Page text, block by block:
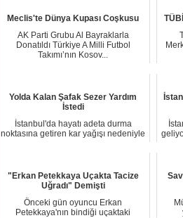
Meclis'te Dünya Kupası Coşkusu
AK Parti Grubu Al Bayraklarla
Donatıldı Türkiye A Milli Futbol
Takımı’nın Kosov...
Yolda Kalan Şafak Sezer Yardım
İstedi
İstanbul'da hayatı adeta durma
noktasına getiren kar yağışı nedeniyle
"Erkan Petekkaya Uçakta Tacize
Uğradı" Demişti
Önceki gün oyuncu Erkan
Petekkaya'nın bindiği uçaktaki